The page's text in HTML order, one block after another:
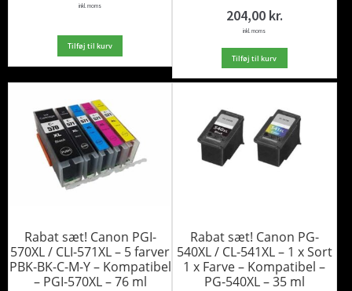
inkl. moms
Tilføj til kurv
204,00 kr.
inkl. moms
Tilføj til kurv
Rabat sæt! Canon PGI-
570XL / CLI-571XL – 5 farver
PBK-BK-C-M-Y – Kompatibel
– PGI-570XL – 76 ml
Rabat sæt! Canon PG-
540XL / CL-541XL – 1 x Sort
1 x Farve – Kompatibel –
PG-540XL – 35 ml